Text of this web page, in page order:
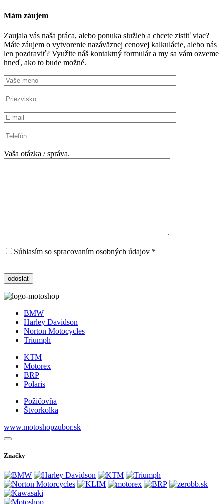
Mám záujem
Zaujala vás naša práca, alebo ponuka služieb a chcete zistiť viac?
Máte záujem o vytvorenie nazáväznej cenovej kalkulácie, alebo nás
len pozdraviť? Využite náš kontaktný formulár a my sa vám ozveme
hneď, ako to bude možné.
Vaša otázka / správa.
Súhlasím so spracovaním osobných údajov *
BMW
Harley Davidson
Norton Motocycles
Triumph
KTM
Motorex
BRP
Polaris
Požičovňa
Štvorkolka
www.motoshopzubor.sk
Značky